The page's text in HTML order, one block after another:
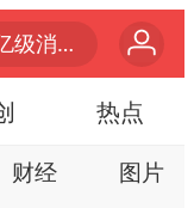
“电影+”如何激发千亿级消费新活力？
热点
财经
图片